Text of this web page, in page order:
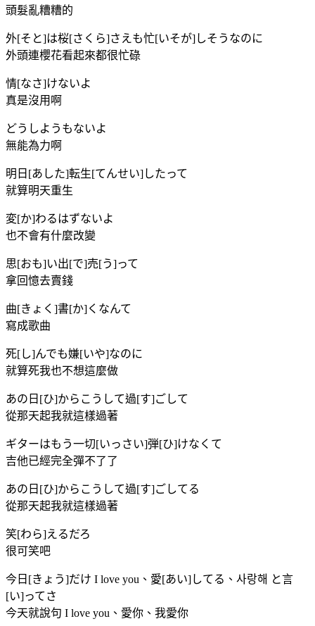
頭髮亂糟糟的
外[そと]は桜[さくら]さえも忙[いそが]しそうなのに
外頭連櫻花看起來都很忙碌
情[なさ]けないよ
真是沒用啊
どうしようもないよ
無能為力啊
明日[あした]転生[てんせい]したって
就算明天重生
変[か]わるはずないよ
也不會有什麼改變
思[おも]い出[で]売[う]って
拿回憶去賣錢
曲[きょく]書[か]くなんて
寫成歌曲
死[し]んでも嫌[いや]なのに
就算死我也不想這麼做
あの日[ひ]からこうして過[す]ごして
從那天起我就這樣過著
ギターはもう一切[いっさい]弾[ひ]けなくて
吉他已經完全彈不了了
あの日[ひ]からこうして過[す]ごしてる
從那天起我就這樣過著
笑[わら]えるだろ
很可笑吧
今日[きょう]だけ I love you、愛[あい]してる、사랑해 と言
[い]ってさ
今天就說句 I love you、愛你、我愛你